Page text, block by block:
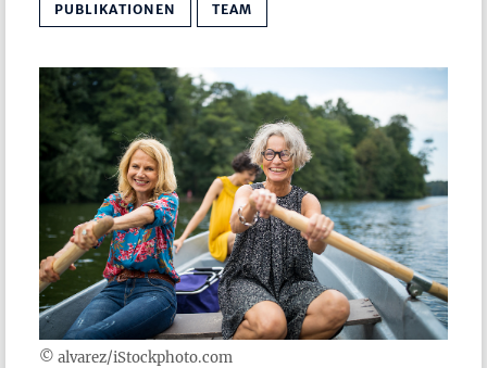
PUBLIKATIONEN TEAM
© alvarez/iStockphoto.com